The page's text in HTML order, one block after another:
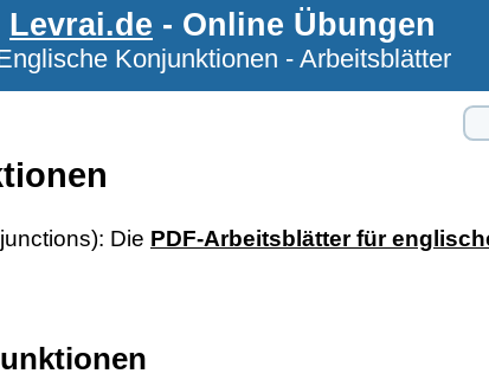
Levrai.de - Online Übungen
Konjunktionen - Arbeitsblätter
Die PDF-Arbeitsblätter für